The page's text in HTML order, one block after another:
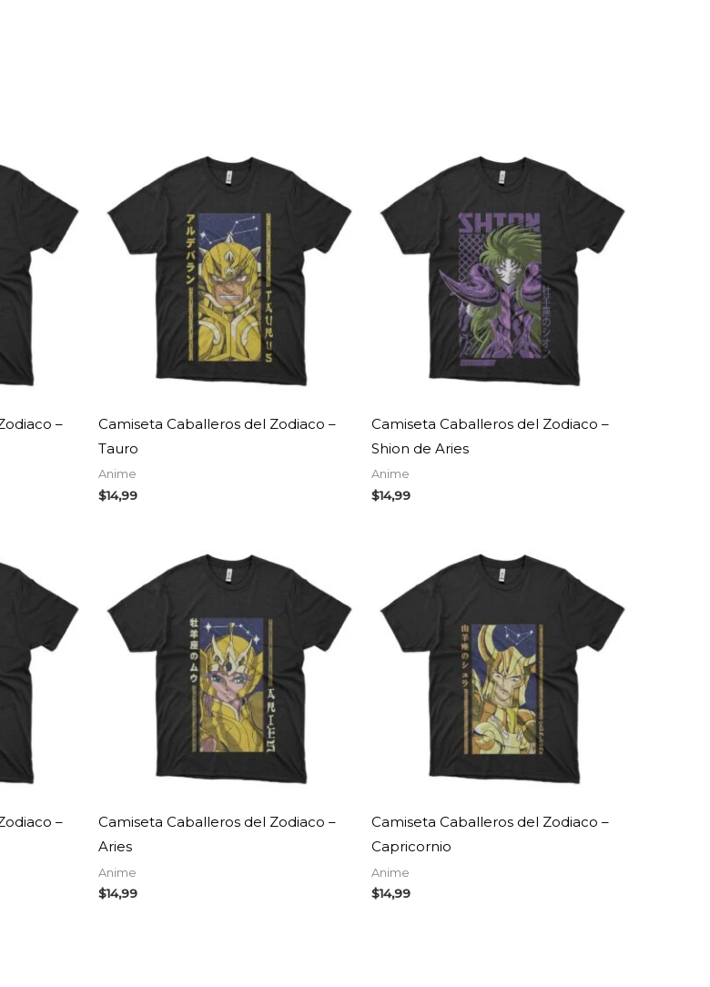
–
Camiseta Caballeros del Zodiaco –
Tauro
Anime
$14,99
Camiseta Caballeros del Zodiaco –
Shion de Aries
Anime
$14,99
–
Camiseta Caballeros del Zodiaco –
Aries
Anime
$14,99
Camiseta Caballeros del Zodiaco –
Capricornio
Anime
$14,99